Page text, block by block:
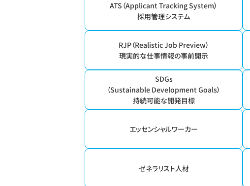
ATS（Applicant Tracking System）
採用管理システム
RJP（Realistic Job Preview）
現実的な仕事情報の事前開示
SDGs
（Sustainable Development Goals）
持続可能な開発目標
エッセンシャルワーカー
ゼネラリスト人材